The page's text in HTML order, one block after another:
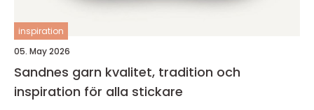
inspiration
05. May 2026
Sandnes garn kvalitet, tradition och
inspiration för alla stickare